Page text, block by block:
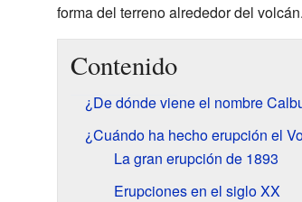
forma del terreno alrededor del volcán.
Contenido
¿De dónde viene el nombre
¿Cuándo ha hecho erupción el
La gran erupción de 1893
Erupciones en el siglo XX